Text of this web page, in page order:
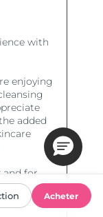
Acheter